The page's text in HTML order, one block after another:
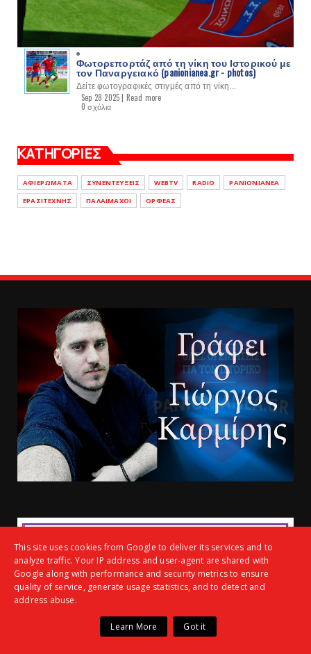
Φωτορεπορτάζ από τη νίκη του Ιστορικού με
τον Παναργειακό (panionianea.gr - photos)
Δείτε φωτογραφικές στιγμές από τη νίκη...
Sep 28 2025 | Read more
0 σχόλια
ΚΑΤΗΓΟΡΙΕΣ
ΑΦΙΕΡΩΜΑΤΑ ΣΥΝΕΝΤΕΥΞΕΙΣ WEBTV RADIO
PANIONIANEA
ΕΡΑΣΙΤΕΧΝΗΣ
ΠΑΛΑΙΜΑΧΟΙ ΟΡΦΕΑΣ
This site uses cookies from Google to deliver its services and to
analyze traffic. Your IP address and user-agent are shared with
Google along with performance and security metrics to ensure
quality of service, generate usage statistics, and to detect and
address abuse.
Learn More Got it